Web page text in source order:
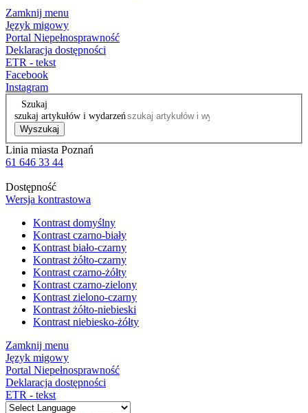
Zamknij menu
Język migowy
Portal Niepełnosprawność
Deklaracja dostępności
ETR - tekst
Facebook
Instagram
Szukaj
szukaj artykułów i wydarzeń
Wyszukaj
Linia miasta Poznań
61 646 33 44
Dostępność
Wersja kontrastowa
Kontrast domyślny
Kontrast czarno-biały
Kontrast biało-czarny
Kontrast żółto-czarny
Kontrast czarno-żółty
Kontrast czarno-zielony
Kontrast zielono-czarny
Kontrast żółto-niebieski
Kontrast niebiesko-żółty
Zamknij menu
Język migowy
Portal Niepełnosprawność
Deklaracja dostępności
ETR - tekst